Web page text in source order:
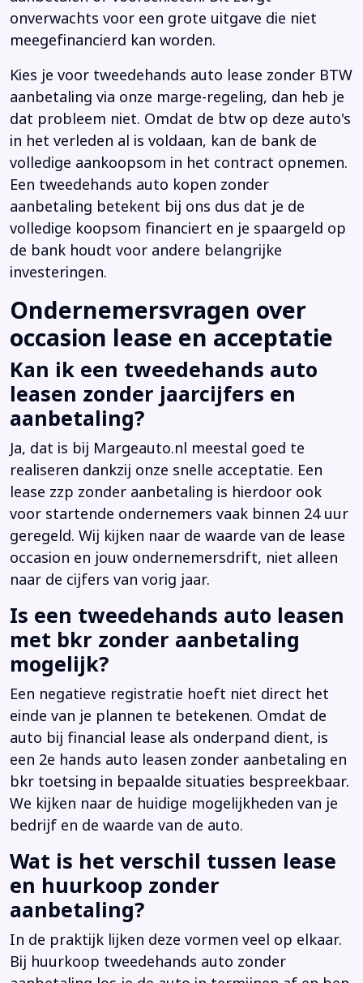
onverwachts voor een grote uitgave die niet
meegefinancierd kan worden.
Kies je voor tweedehands auto lease zonder BTW
aanbetaling via onze marge-regeling, dan heb je
dat probleem niet. Omdat de btw op deze auto's
in het verleden al is voldaan, kan de bank de
volledige aankoopsom in het contract opnemen.
Een tweedehands auto kopen zonder
aanbetaling betekent bij ons dus dat je de
volledige koopsom financiert en je spaargeld op
de bank houdt voor andere belangrijke
investeringen.
Ondernemersvragen over
occasion lease en acceptatie
Kan ik een tweedehands auto
leasen zonder jaarcijfers en
aanbetaling?
Ja, dat is bij Margeauto.nl meestal goed te
realiseren dankzij onze snelle acceptatie. Een
lease zzp zonder aanbetaling is hierdoor ook
voor startende ondernemers vaak binnen 24 uur
geregeld. Wij kijken naar de waarde van de lease
occasion en jouw ondernemersdrift, niet alleen
naar de cijfers van vorig jaar.
Is een tweedehands auto leasen
met bkr zonder aanbetaling
mogelijk?
Een negatieve registratie hoeft niet direct het
einde van je plannen te betekenen. Omdat de
auto bij financial lease als onderpand dient, is
een 2e hands auto leasen zonder aanbetaling en
bkr toetsing in bepaalde situaties bespreekbaar.
We kijken naar de huidige mogelijkheden van je
bedrijf en de waarde van de auto.
Wat is het verschil tussen lease
en huurkoop zonder
aanbetaling?
In de praktijk lijken deze vormen veel op elkaar.
Bij huurkoop tweedehands auto zonder